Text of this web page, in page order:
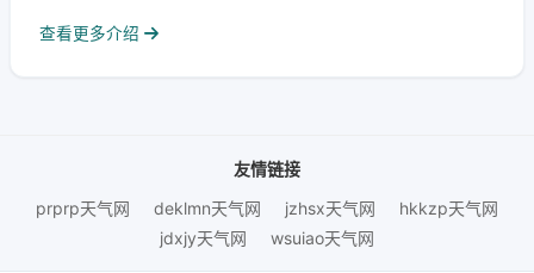
查看更多介绍
友情链接
prprp天气网
deklmn天气网 jzhsx天气网
hkkzp天气网
jdxjy天气网
wsuiao天气网